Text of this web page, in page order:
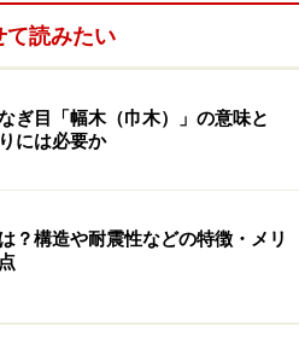
て丁寧に暮らす。そんな「和
いを夏に考えることで開放的
ように工夫し、潤いと楽しさ
してみませんか。
住まいのつくり方
て読みたい
ぎ目「幅木（巾木）」の意味と
には必要か
？構造や耐震性などの特徴・メリ